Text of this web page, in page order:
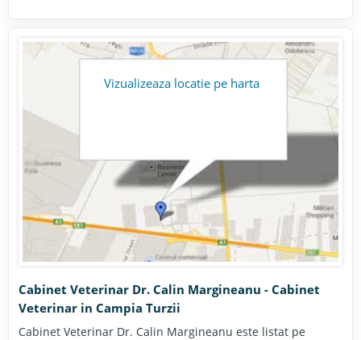
Vizualizeaza locatie pe harta
Cabinet Veterinar Dr. Calin Margineanu - Cabinet
Veterinar in Campia Turzii
Cabinet Veterinar Dr. Calin Margineanu este listat pe